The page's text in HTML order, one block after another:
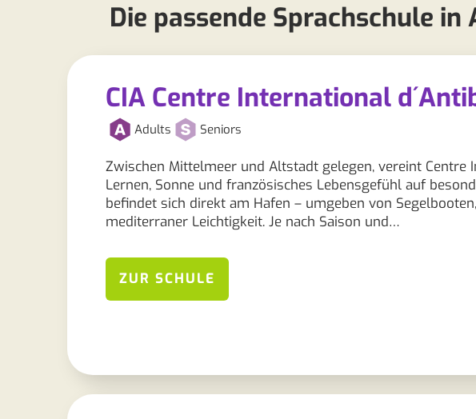
Die passende Sprachschule
CIA Centre International
Adults Seniors
Zwischen Mittelmeer und Altstadt gelegen, vereint Centre
Lernen, Sonne und französisches Lebensgefühl auf
befindet sich direkt am Hafen – umgeben von
mediterraner Leichtigkeit. Je nach Saison und…
ZUR SCHULE